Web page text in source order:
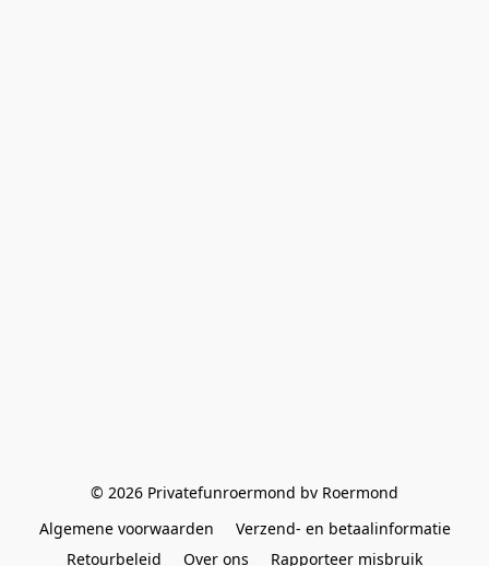
© 2026 Privatefunroermond bv Roermond
Algemene voorwaarden
Verzend- en betaalinformatie
Retourbeleid
Over ons Rapporteer misbruik